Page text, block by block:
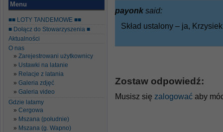
Menu
■■ LOTY TANDEMOWE ■■
■ Dołącz do Stowarzyszenia ■
Aktualności
O nas
Zarejestrowani użytkownicy
Ustawki na latanie
Relacje z latania
Galeria zdjęć
Galeria video
Gdzie latamy
Cergowa
Mszana (południe)
Mszana (g. Wapno)
payonk said:
Skład ustalony – ja,
Zostaw odpowiedź:
Musisz się zalogować aby